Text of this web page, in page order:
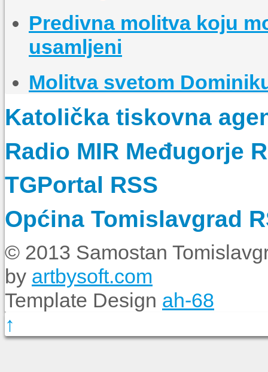
Predivna molitva koju
usamljeni
Molitva svetom
Katolička tiskovna
Radio MIR Međugorje
TGPortal RSS
Općina Tomislavgrad
© 2013 Samostan
by artbysoft.com
Template Design ah-68
↑